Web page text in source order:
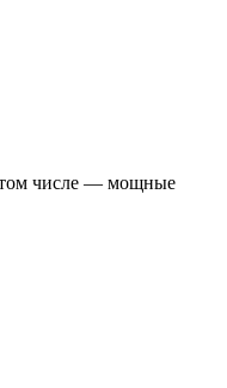
числе — мощные